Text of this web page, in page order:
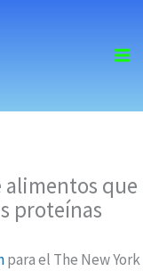
que
proteínas
para el The New York